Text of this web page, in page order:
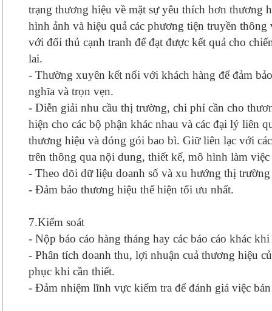
trạng thương hiệu về mặt sự yêu thích hơn thương
hình ảnh và hiệu quả các phương tiện truyền thông
với đối thủ cạnh tranh để đạt được kết quả cho
lai.
- Thường xuyên kết nối với khách hàng để đảm
nghĩa và trọn vẹn.
- Diễn giải nhu cầu thị trường, chi phí cần cho
hiện cho các bộ phận khác nhau và các đại lý liên
thương hiệu và đóng gói bao bì. Giữ liên lạc với
trên thông qua nội dung, thiết kế, mô hình làm
- Theo dõi dữ liệu doanh số và xu hướng thị trường
- Đảm bảo thương hiệu thể hiện tối ưu nhất.
7.Kiểm soát
- Nộp báo cáo hàng tháng hay các báo cáo khác
- Phân tích doanh thu, lợi nhuận cuả thương hiệu
phục khi cần thiết.
- Đảm nhiệm lĩnh vực kiểm tra để đánh giá việc